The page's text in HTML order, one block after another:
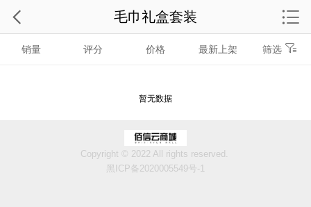
销量 评分 价格 最新上架 筛选
暂无数据
毛巾礼盒套装
Copyright © 2022 All rights reserved.
黑ICP备2020005549号-1